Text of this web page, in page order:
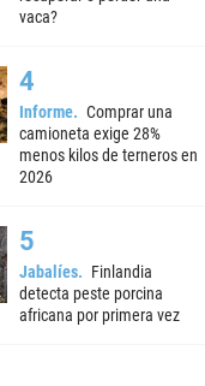
vaca?
Informe
Comprar una
camioneta exige 28%
menos kilos de terneros en
2026
Jabalíes
Finlandia
detecta peste porcina
africana por primera vez